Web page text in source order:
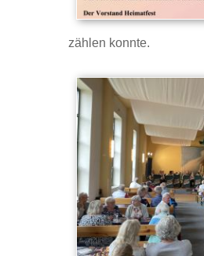
zählen konnte.